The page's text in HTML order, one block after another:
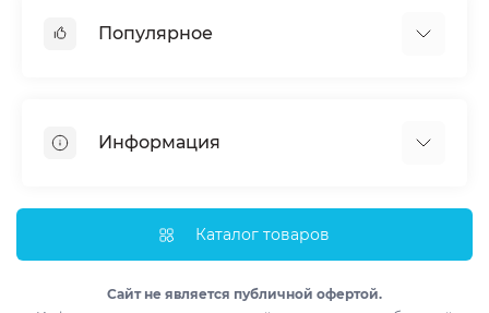
Популярное
Тепловые насосы
Полупромышленные кондиционеры
Обогреватели
Информация
Импортеры
Каталог товаров
Сайт не является публичной офертой.